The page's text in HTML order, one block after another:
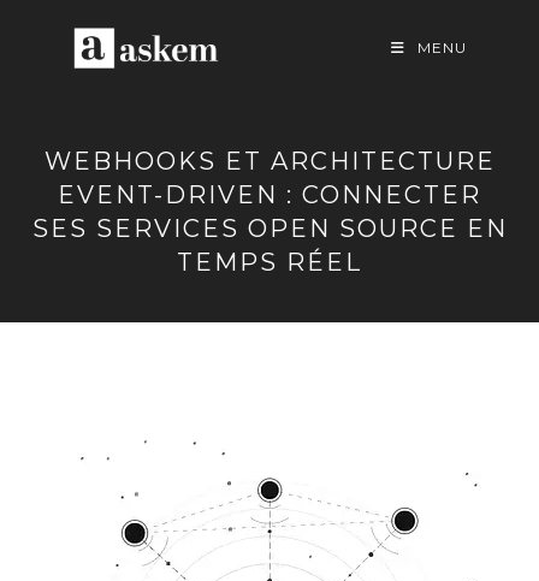
MENU
WEBHOOKS ET ARCHITECTURE
EVENT-DRIVEN : CONNECTER
SES SERVICES OPEN SOURCE EN
TEMPS RÉEL